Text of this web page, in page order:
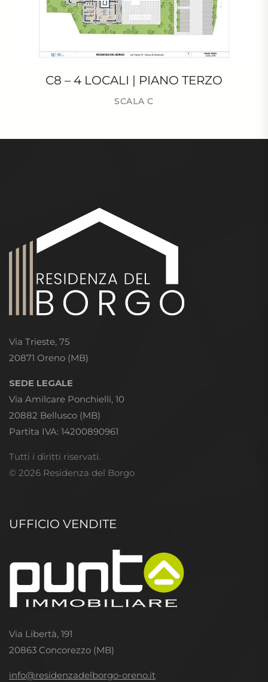
C8 – 4 LOCALI | PIANO TERZO
SCALA C
Via Trieste, 75
20871 Oreno (MB)
SEDE LEGALE
Via Amilcare Ponchielli, 10
20882 Bellusco (MB)
Partita IVA: 14200890961
Tutti i diritti riservati.
© 2026 Residenza del Borgo
UFFICIO VENDITE
Via Libertà, 191
20863 Concorezzo (MB)
info@residenzadelborgo-oreno.it